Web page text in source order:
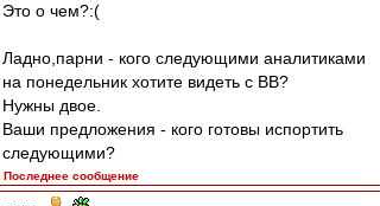
Это о чем?:(
Ладно,парни - кого следующими аналитиками
на понедельник хотите видеть с ВВ?
Нужны двое.
Ваши предложения - кого готовы испортить
следующими?
Последнее сообщение